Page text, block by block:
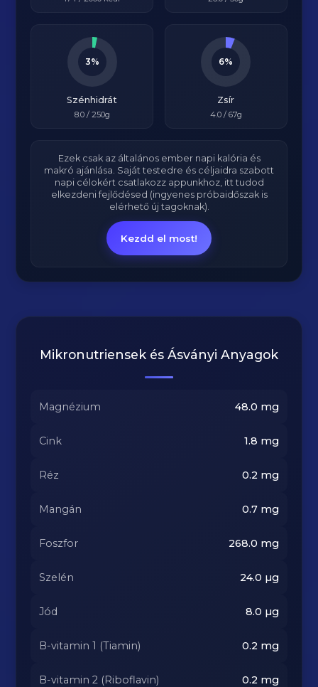
3%
Szénhidrát
8.0/ 250g
6%
Zsír
4.0/ 67g
Ezek csak az általános ember napi kalória és
makró ajánlása. Saját testedre és céljaidra szabott
napi célokért csatlakozz appunkhoz, itt tudod
elkezdeni fejlődésed (ingyenes próbaidőszak is
elérhető új tagoknak).
Kezdd el most!
Mikronutriensek és Ásványi Anyagok
Magnézium 48.0 mg
Cink 1.8 mg
Réz 0.2 mg
Mangán 0.7mg
Foszfor 268.0 mg
Szelén 24.0 µg
Jód 8.0 µg
B-vitamin 1 (Tiamin) 0.2 mg
B-vitamin 2 (Riboflavin) 0.2 mg